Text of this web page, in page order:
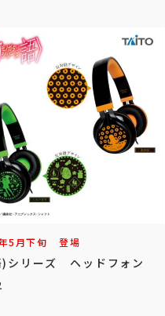
5月下旬 登場
)シリーズ ヘッドフォン